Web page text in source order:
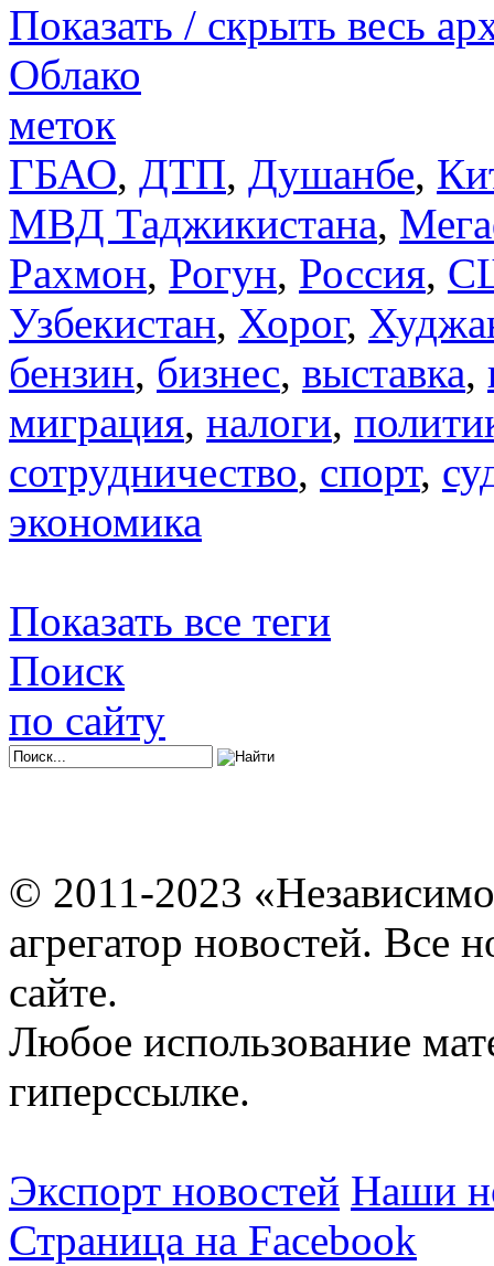
Показать / скрыть весь
Облако
меток
ГБАО, ДТП, Душанбе,
МВД Таджикистана,
Рахмон, Рогун, Россия,
Узбекистан, Хорог,
бензин, бизнес, выставка,
миграция, налоги,
сотрудничество, спорт,
экономика
Показать все теги
Поиск
по сайту
© 2011-2023
агрегатор новостей. Все
сайте.
Любое использование
гиперссылке.
Экспорт новостей Наши
Страница на Facebook